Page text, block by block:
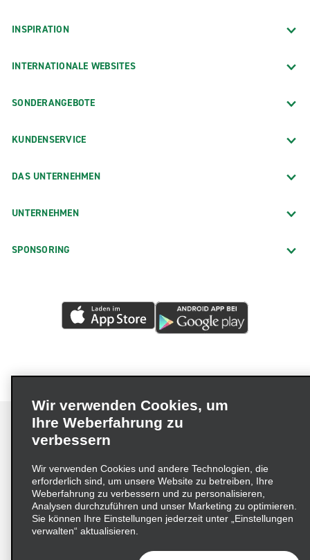
INSPIRATION
INTERNATIONALE WEBSITES
SONDERANGEBOTE
KUNDENSERVICE
DAS UNTERNEHMEN
UNTERNEHMEN
SPONSORING
Impressum Nutzungsbedingungen
Datenschutzrichtlinie
Cookie-Richtlinie
Datenschutzoptionen
Lieferkettensorgfaltspflichtengesetz (LkSG) Grundsatzerklärung
Beschwerdeverfahren nach dem
Wir verwenden Cookies, um
Ihre Weberfahrung zu
verbessern
Wir verwenden Cookies und andere Technologien, die
erforderlich sind, um unsere Website zu betreiben, Ihre
Weberfahrung zu verbessern und zu personalisieren,
Analysen durchzuführen und unser Marketing zu optimieren.
Sie können Ihre Einstellungen jederzeit unter „Einstellungen
verwalten“ aktualisieren.